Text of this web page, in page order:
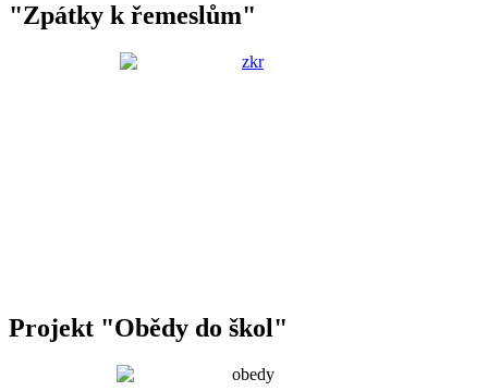
"Zpátky k řemeslům"
Projekt "Obědy do škol"